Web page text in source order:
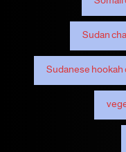
Sudan
Sudanese